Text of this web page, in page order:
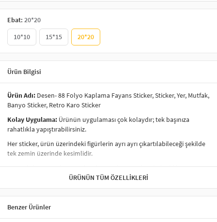
Ebat: 20*20
10*10
15*15 20*20
Ürün Bilgisi
Ürün Adı: Desen- 88 Folyo Kaplama Fayans Sticker, Sticker, Yer, Mutfak,
Banyo Sticker, Retro Karo Sticker
Kolay Uygulama: Ürünün uygulaması çok kolaydır; tek başınıza
rahatlıkla yapıştırabilirsiniz.
Her sticker, ürün üzerindeki figürlerin ayrı ayrı çıkartılabileceği şekilde
tek zemin üzerinde kesimlidir.
Ayna, dolap, cam, kapı ve düz duvar gibi yüzeylere kolaylıkla
ayırarak yapıştırabilirsiniz.
İç mekan kullanımına uygundur.Ürünümüz folyo üzerine baskı
ÜRÜNÜN TÜM ÖZELLIKLERI
Benzer Ürünler